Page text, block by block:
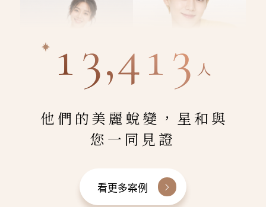
13,413 人
他們的美麗蛻變，星和與
您一同見證
看更多案例